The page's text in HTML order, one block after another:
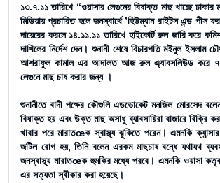
১৩.৭.১১ তারিখে “ওয়াসার লেগুনের বিষাক্ত মাছ খাচ্ছে ঢাকার
মিডিয়ায় প্রচারিত হলে জনস্বার্থে ’হিউম্যান রাইটস এন্ড পীস
দায়েরের করলে ১৪.১১.১১ তারিখে হাইকোর্ট রুল জারি করে
দাখিলের নির্দেশ দেন। শুনানী শেষে বিচারপতি মইনুল ইসলাম
আশরাফুল কামাল এর আদালত আজ রুল এ্যাবসলিউড করে ৭
লেগুনে মাছ চাষ করার জন্য ।
শুনানীতে বাদী পক্ষের কৌশুলি এডভোকেট মনজিল মোরসেদ
বিষাক্ত হয় এবং উক্ত মাছ অসাধু ব্যাবসায়িরা বাজারে বিক্রি
খাবার পরে মারাতœক স্বাস্থ্য ঝুকিতে পরেন। এমনকি
জটিল রোগ হয়, তিনি বলেন এরকম মাছচাষ বন্ধে যথাযথ
জনস্বাস্থ্য মারাতœক হুমকির মধ্যে পরবে। এমনকি ওয়াসা
এর সত্যতা স্বীকার করা হয়েছে।